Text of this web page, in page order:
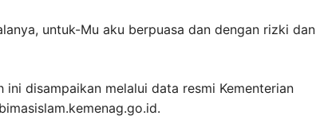
untuk-Mu aku berpuasa dan dengan rizki dan
disampaikan melalui data resmi Kementerian